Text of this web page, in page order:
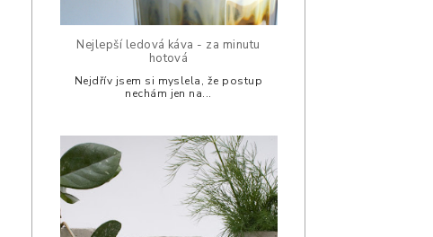
Nejlepší ledová káva - za minutu
hotová
Nejdřív jsem si myslela, že postup
nechám jen na...